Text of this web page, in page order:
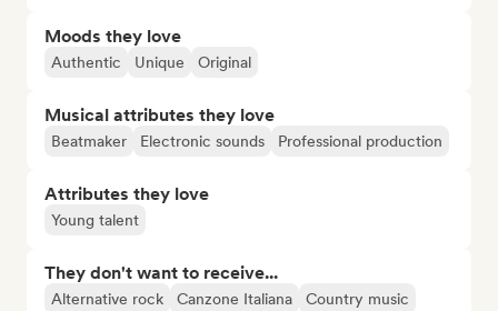
Moods they love
Authentic Unique Original
Musical attributes they love
Beatmaker Electronic sounds Professional production
Attributes they love
Young talent
They don't want to receive...
Alternative rock Canzone Italiana
Country music